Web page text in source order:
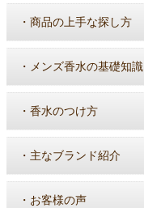
・ 商品の上手な探し方
・ メンズ香水の基礎知識
・ 香水のつけ方
・ 主なブランド紹介
・ お客様の声